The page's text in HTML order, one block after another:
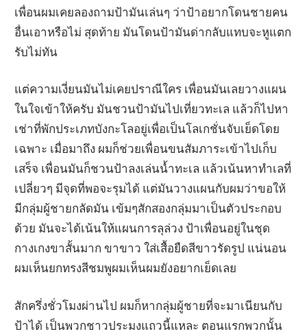
เพื่อนผมเคยลองถามป้ามันเล่นๆ ว่าป้าอยากโดนชายคน
อื่นเอาหรือไม่ สุดท้าย มันโดนป้ามันด่ากลับแทบจะหูแตก
รับไม่ทัน
แต่ความเงี่ยนมันไม่เคยปราณีใคร เพื่อนมันเลยวางแผน
ในใจเข้าให้ครับ มันชวนป้ามันไปเที่ยวทะเล แล้วก็ไปหา
เช่าที่พักประเภทบังกะโลอยู่เพื่อเป็นโลเกชั่นจับเย็ดโดย
เฉพาะ เมื่อมาถึง ผมก็ช่วยเพื่อนขนสัมภาระเข้าไปเก็บ
เสร็จ เพื่อนมันก็ชวนป้าลงเล่นน้ำทะเล แล้วเน้นหาทำเลที่
เปลี่ยวๆ มีจุดที่พอจะรุมได้ แต่มันวางแผนกับผมว่าขอให้
มีกลุ่มผู้ชายกลัดมัน เข้มๆสักสองกลุ่มมาเป็นตัวประกอบ
ด้วย มันจะได้เน้นให้แผนการลุล่วง ป้าเพื่อนอยู่ในชุด
กางเกงขาสั้นมาก ขาขาว ใส่เสื้อยืดสีขาวรัดรูป แน่นอน
ผมเห็นยกทรงสีชมพูผมเห็นผมยังอยากเย็ดเลย
สักครึ่งชั่วโมงผ่านไป ผมก็หากลุ่มผู้ชายที่จะมาเนียนกับ
ป้าได้ เป็นพวกชาวประมงแถวนี้แหละ ตอนแรกพวกนั้น